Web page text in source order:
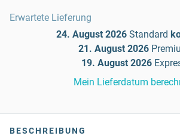
Erwartete Lieferung
24. August 2026 Standard
21. August 2026
19. August 2026
Mein Lieferdatum
BESCHREIBUNG